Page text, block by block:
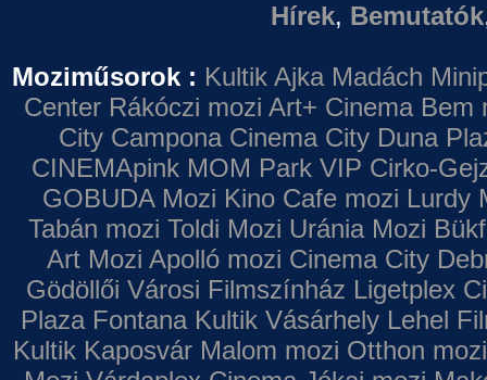
Hírek, Bemutatók
Moziműsorok : Kultik Ajka Madách
Center Rákóczi mozi Art+ Cinema Bem
City Campona Cinema City Duna
CINEMApink MOM Park VIP Cirko-
GOBUDA Mozi Kino Cafe mozi Lurdy
Tabán mozi Toldi Mozi Uránia Mozi
Art Mozi Apolló mozi Cinema City
Gödöllői Városi Filmszínház Ligetplex
Plaza Fontana Kultik Vásárhely Lehel
Kultik Kaposvár Malom mozi Otthon mozi